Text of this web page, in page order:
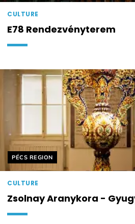
CULTURE
E78 Rendezvényterem
Helyszín címkék:
PÉCS REGION
CULTURE
Zsolnay Aranykora -